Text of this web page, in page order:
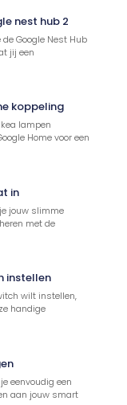
nest hub 2
Google Nest Hub
jij een
koppeling
lampen
Home voor een
in
jouw slimme
met de
instellen
wilt instellen,
handige
eenvoudig een
aan jouw smart